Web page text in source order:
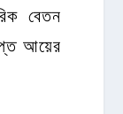
বেতন
আয়ের